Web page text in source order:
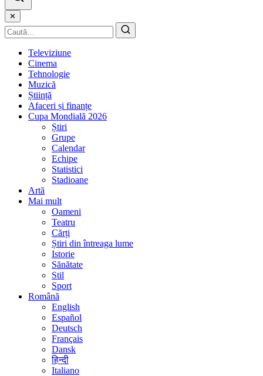
✕
Televiziune
Cinema
Tehnologie
Muzică
Știință
Afaceri și finanțe
Cupa Mondială 2026
Știri
Grupe
Calendar
Echipe
Statistici
Stadioane
Artă
Mai mult
Oameni
Teatru
Cărți
Știri din întreaga lume
Istorie
Sănătate
Stil
Sport
Română
English
Español
Deutsch
Français
Dansk
हिन्दी
Italiano